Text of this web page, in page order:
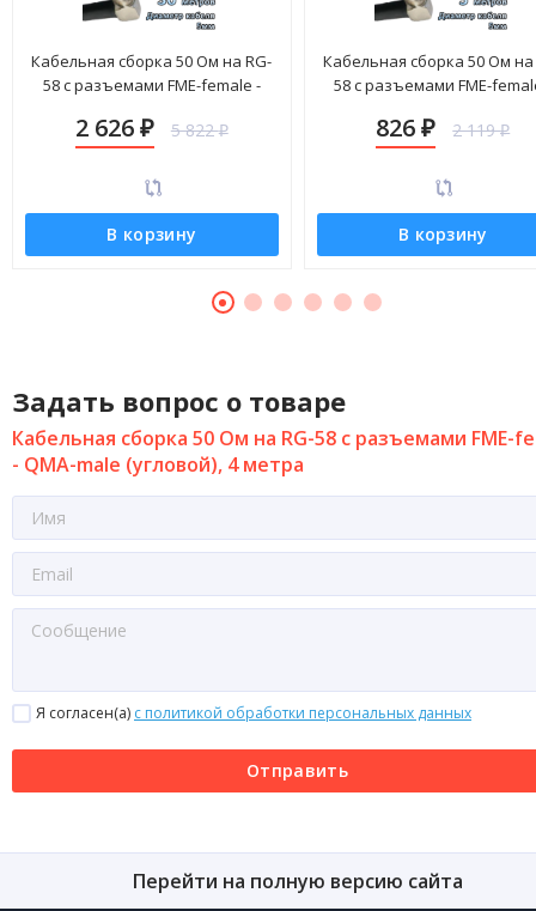
Кабельная сборка 50 Ом на RG-
58 с разъемами FME-female -
2 626 ₽ 5 822₽
В корзину
Кабельная сборка 50 Ом на
58 с разъемами FME-
826₽ 2 119₽
В корзину
Задать вопрос о товаре
Кабельная сборка 50 Ом на RG-58 с разъемами FME-
- QMA-male (угловой), 4 метра
Я согласен(a) с политикой обработки персональных данных
Отправить
Перейти на полную версию сайта